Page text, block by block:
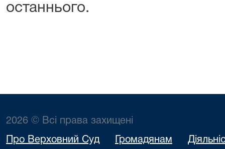
2026 © Всі права захищені
Про Верховний Суд Громадянам